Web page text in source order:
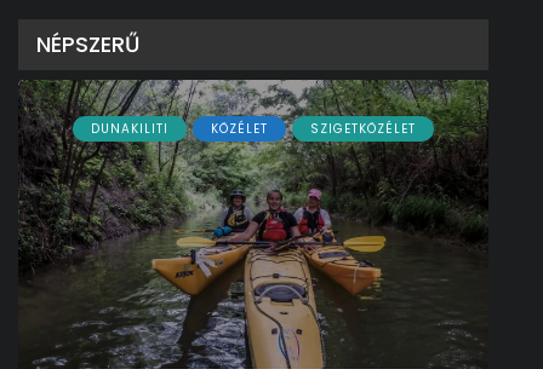
NÉPSZERŰ
DUNAKILITI KÖZÉLET SZIGETKÖZÉLET